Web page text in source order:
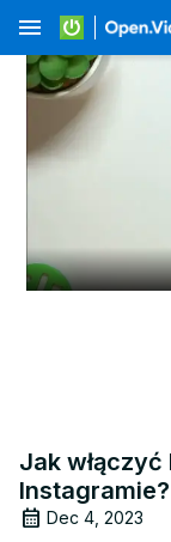
menu
Jak
Instagramie?
Dec 4, 2023